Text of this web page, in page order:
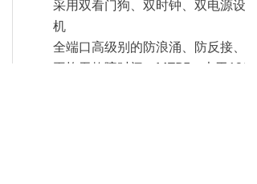
采用双看门狗、双时钟、双电源设
机
全端口高级别的防浪涌、防反接、防
平均无故障时间（MTBF）大于120